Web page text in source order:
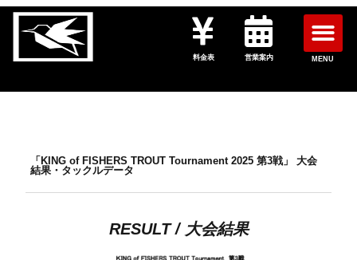
料金表 営業案内 MENU
「KING of FISHERS TROUT Tournament 2025 第3戦」 大会
結果・タックルデータ
RESULT / 大会結果